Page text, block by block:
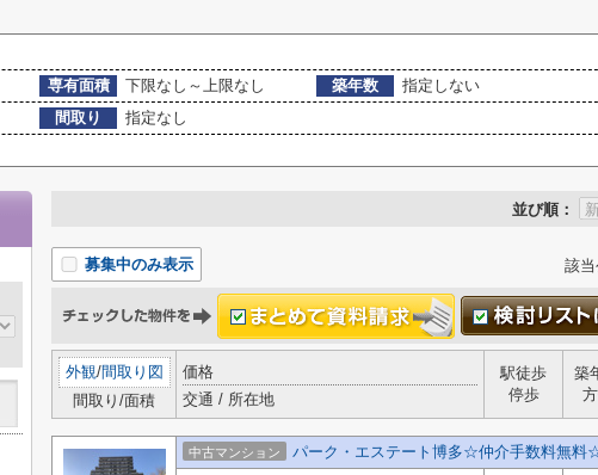
専有面積 下限なし～上限なし 築年数
指定しない
間取り
指定なし
並び順：
募集中のみ表示 該
外観/間取り図
間取り/面積
価格
交通 / 所在地
駅徒歩
停歩
築
中古マンション パーク・エステート博多☆仲介手数料無料